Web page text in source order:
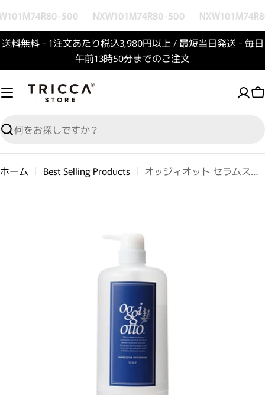
500 NXW101M74R80-500
送料無料 - 1注文あたり税込3,980円以上 / 最短当日発送 - 毎日
午前13時50分までのご注文
検索
ホーム Best Selling Products
オッジィオット セラムスキャルプ 詰替ボトル容器
ーダルで0のメディアを開く